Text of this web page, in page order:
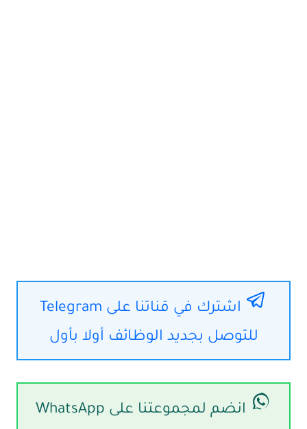
اشترك في قناتنا على Telegram
للتوصل بجديد الوظائف أولا بأول
انضم لمجموعتنا على WhatsApp